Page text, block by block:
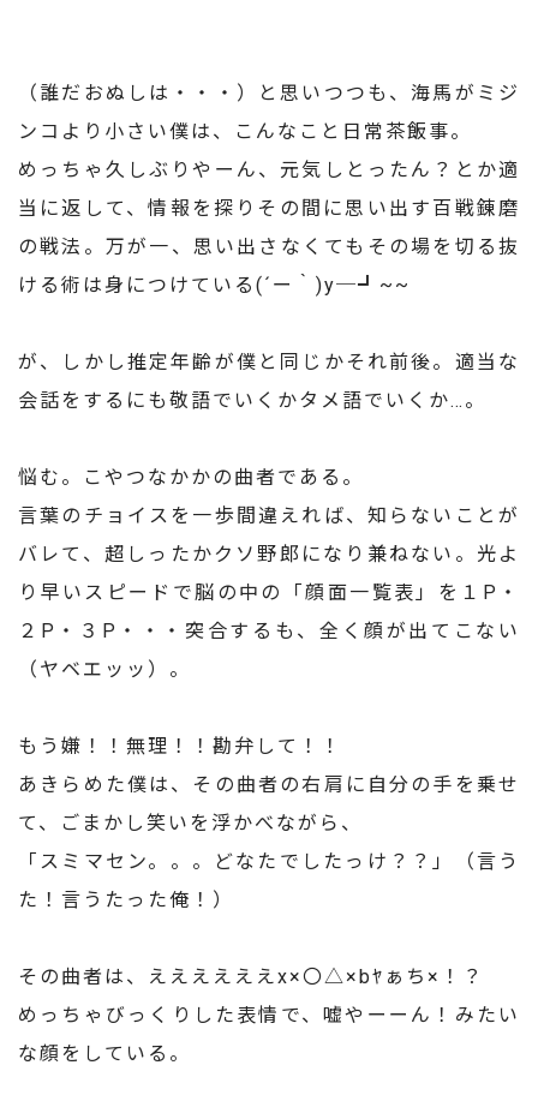
（誰だおぬしは・・・）と思いつつも、海馬がミジ
ンコより小さい僕は、こんなこと日常茶飯事。
めっちゃ久しぶりやーん、元気しとったん？とか適
当に返して、情報を探りその間に思い出す百戦錬磨
の戦法。万が一、思い出さなくてもその場を切る抜
ける術は身につけている(´ー｀)y─┛~~
が、しかし推定年齢が僕と同じかそれ前後。適当な
会話をするにも敬語でいくかタメ語でいくか…。
悩む。こやつなかかの曲者である。
言葉のチョイスを一歩間違えれば、知らないことが
バレて、超しったかクソ野郎になり兼ねない。光よ
り早いスピードで脳の中の「顔面一覧表」を１P・
２P・３P・・・突合するも、全く顔が出てこない
（ヤベエッッ）。
もう嫌！！無理！！勘弁して！！
あきらめた僕は、その曲者の右肩に自分の手を乗せ
て、ごまかし笑いを浮かべながら、
「スミマセン。。。どなたでしたっけ？？」（言う
た！言うたった俺！）
その曲者は、ええええええx×〇△×bﾔぁち×！？
めっちゃびっくりした表情で、嘘やーーん！みたい
な顔をしている。